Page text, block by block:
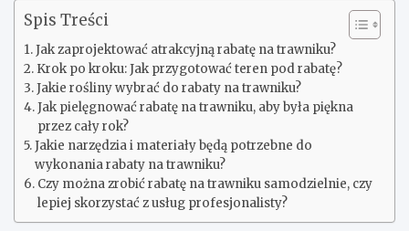
Spis Treści
Jak zaprojektować atrakcyjną rabatę na trawniku?
Krok po kroku: Jak przygotować teren pod rabatę?
Jakie rośliny wybrać do rabaty na trawniku?
Jak pielęgnować rabatę na trawniku, aby była piękna
przez cały rok?
Jakie narzędzia i materiały będą potrzebne do
wykonania rabaty na trawniku?
Czy można zrobić rabatę na trawniku samodzielnie, czy
lepiej skorzystać z usług profesjonalisty?